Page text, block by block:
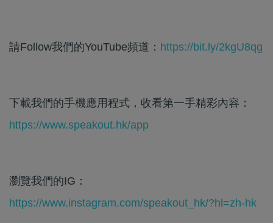
請Follow我們的YouTube頻道： https://bit.ly/2kgU8qg
下載我們的手機應用程式，收看第一手精彩內容：
https://www.speakout.hk/app
瀏覽我們的IG：
https://www.instagram.com/speakout_hk/?hl=zh-hk